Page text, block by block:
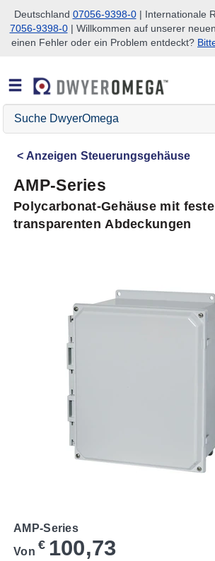
Zum Suchen überspringen
Zum Hauptinhalt überspringen
Zur Navigation überspringen
Deutschland 07056-9398-0| Internationale
7056-9398-0| Willkommen auf unserer
einen Fehler oder ein Problem entdeckt?
Suche
DwyerOmega
Anzeigen Steuerungsgehäuse
AMP-Series
Polycarbonat-Gehäuse mit
transparenten Abdeckungen
AMP-Series
Von € 100,73